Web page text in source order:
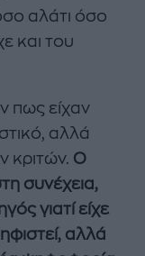
αλάτι όσο
και του
πως είχαν
αλλά
κριτών. Ο
συνέχεια,
γιατί είχε
αλλά